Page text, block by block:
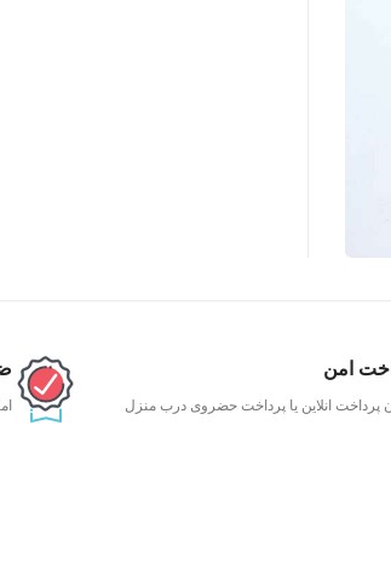
امن
پرداخت انلاین یا پرداخت حضروی درب منزل